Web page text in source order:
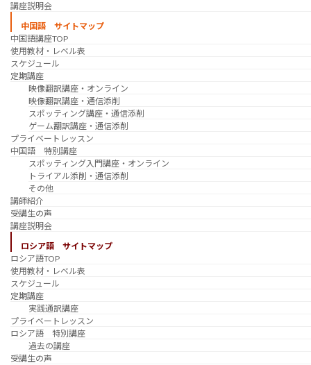
講座説明会
中国語 サイトマップ
中国語講座TOP
使用教材・レベル表
スケジュール
定期講座
映像翻訳講座・オンライン
映像翻訳講座・通信添削
スポッティング講座・通信添削
ゲーム翻訳講座・通信添削
プライベートレッスン
中国語 特別講座
スポッティング入門講座・オンライン
トライアル添削・通信添削
その他
講師紹介
受講生の声
講座説明会
ロシア語 サイトマップ
ロシア語TOP
使用教材・レベル表
スケジュール
定期講座
実践通訳講座
プライベートレッスン
ロシア語 特別講座
過去の講座
受講生の声